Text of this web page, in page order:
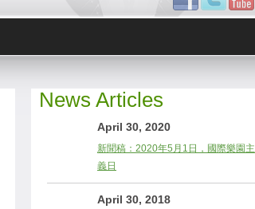
News Articles
April 30, 2020
新聞稿：2020年5月1日，國際樂園主
義日
April 30, 2018